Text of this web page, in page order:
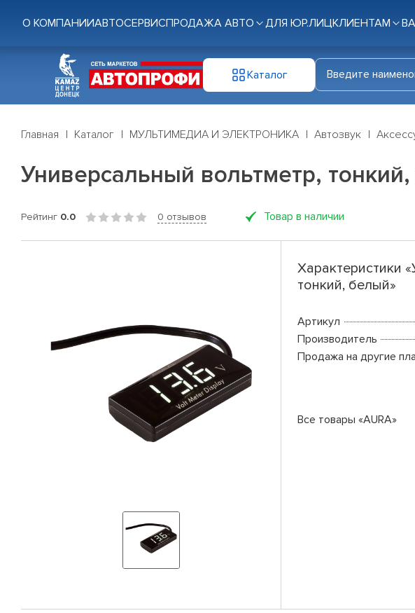
О КОМПАНИИАВТОСЕРВИСПРОДАЖА АВТО ДЛЯ ЮР.ЛИЦКЛИЕНТАМ
Каталог
Главная Каталог МУЛЬТИМЕДИА И ЭЛЕКТРОНИКА Автозвук
Универсальный вольтметр,
Рейтинг 0.0 0 отзывов Товар в наличии
Характеристики
тонкий, белый»
Артикул
Производитель
Продажа на другие
Все товары «AURA»